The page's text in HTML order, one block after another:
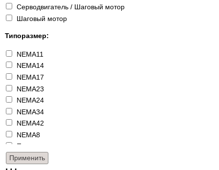
Серводвигатель / Шаговый мотор
Шаговый мотор
Типоразмер:
NEMA11
NEMA14
NEMA17
NEMA23
NEMA24
NEMA34
NEMA42
NEMA8
Прочее